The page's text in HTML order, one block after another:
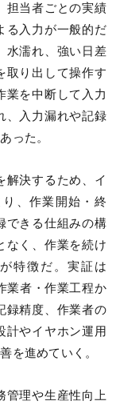
担当者ごとの実績
る入力が一般的だ
水濡れ、強い日差
取り出して操作す
業を中断して入力
、入力漏れや記録
った。
解決するため、イ
、作業開始・終
できる仕組みの構
なく、作業を続け
特徴だ。実証は
業者・作業工程か
録精度、作業者の
計やイヤホン運用
を進めていく。
管理や生産性向上